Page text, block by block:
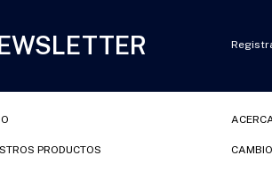
PRODUCTOS